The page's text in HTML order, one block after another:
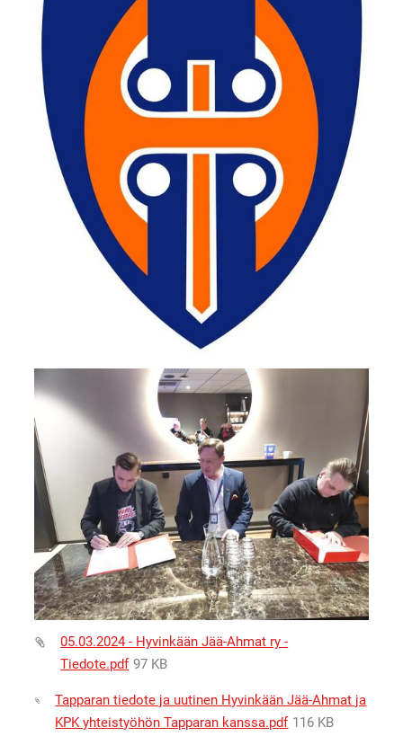
05.03.2024 - Hyvinkään Jää-Ahmat ry -
Tiedote.pdf 97 KB
Tapparan tiedote ja uutinen Hyvinkään Jää-Ahmat ja
KPK yhteistyöhön Tapparan kanssa.pdf 116 KB